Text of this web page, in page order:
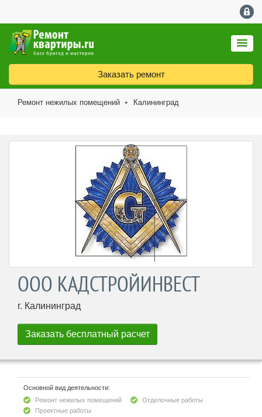
Заказать ремонт
Ремонт нежилых помещений ► Калининград
ООО КАДСТРОЙИНВЕСТ
г. Калининград
Основной вид деятельности:
Ремонт нежилых помещений
Отделочные работы
Проектные работы